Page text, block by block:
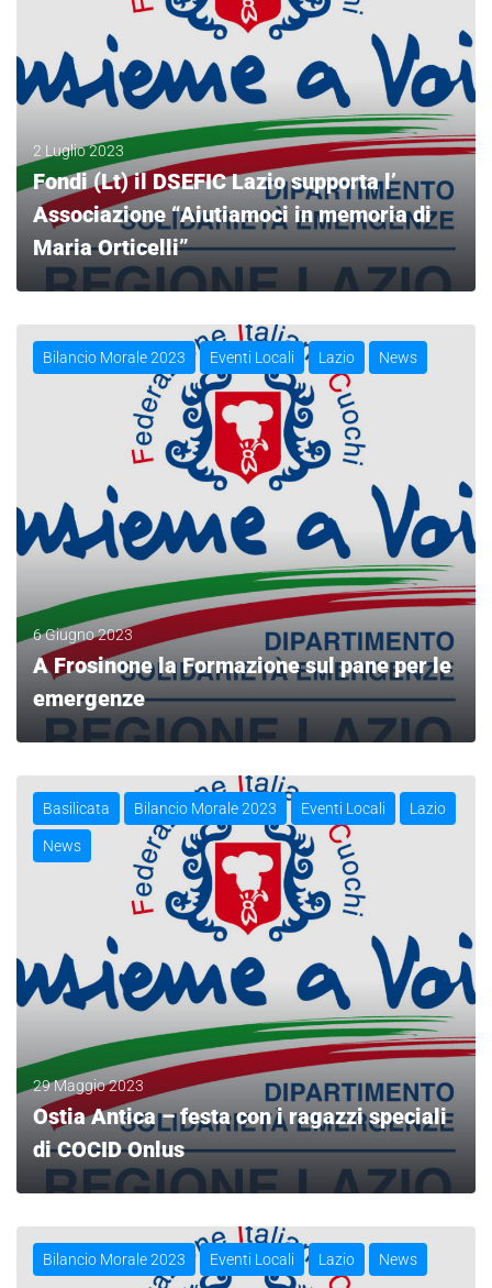
2 Luglio 2023
Fondi (Lt) il DSEFIC Lazio supporta l’
Associazione “Aiutiamoci in memoria di
Maria Orticelli”
LEGGI
Bilancio Morale 2023 Eventi Locali Lazio News
6 Giugno 2023
A Frosinone la Formazione sul pane per le
emergenze
LEGGI
Basilicata Bilancio Morale 2023 Eventi Locali Lazio
News
29 Maggio 2023
Ostia Antica – festa con i ragazzi speciali
di COCID Onlus
LEGGI
Bilancio Morale 2023 Eventi Locali Lazio News